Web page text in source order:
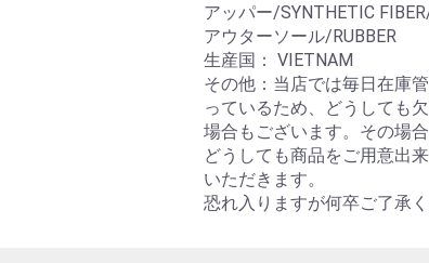
アッパー/SYNTHETIC
アウターソール/RUBBER
生産国： VIETNAM
その他：当店では毎日在庫
っているため、どうしても
場合もございます。その場
どうしても商品をご用意出
いただきます。
恐れ入りますが何卒ご了承